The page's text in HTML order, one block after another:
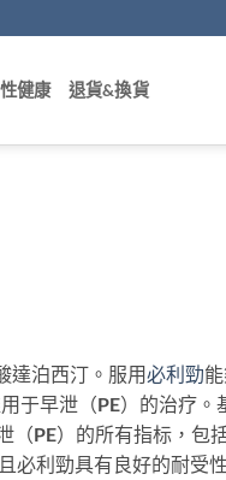
健康 退貨&換貨
達泊西汀。服用必利勁
于早泄（PE）的治疗。
（PE）的所有指标，包
必利勁具有良好的耐受